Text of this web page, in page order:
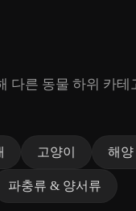
다른 동물 하위 카테
고양이 해양
파충류 & 양서류